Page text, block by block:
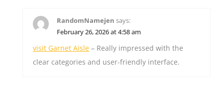
RandomNamejen says:
February 26, 2026 at 4:58 am
visit Garnet Aisle – Really impressed with the
clear categories and user-friendly interface.